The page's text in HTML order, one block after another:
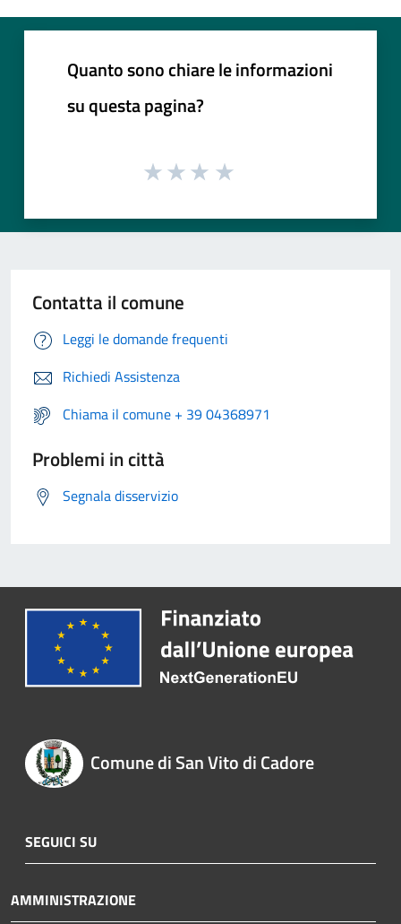
Quanto sono chiare le informazioni
su questa pagina?
Contatta il comune
Leggi le domande frequenti
Richiedi Assistenza
Chiama il comune + 39 04368971
Problemi in città
Segnala disservizio
Comune di San Vito di Cadore
SEGUICI SU
AMMINISTRAZIONE